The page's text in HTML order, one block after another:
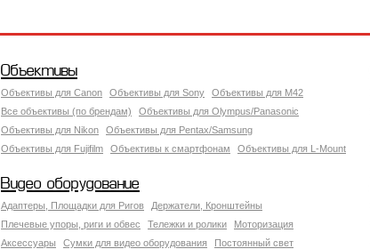
Объективы
Объективы для Canon Объективы для Sony
Объективы для M42
Все объективы (по брендам)
Объективы для Olympus/Panasonic
Объективы для Nikon
Объективы для Pentax/Samsung
Объективы для Fujifilm
Объективы к смартфонам Объективы для L-Mount
Видео оборудование
Адаптеры, Площадки для Ригов
Держатели, Кронштейны
Плечевые упоры, риги и обвес
Тележки и ролики
Моторизация
Аксессуары
Сумки для видео оборудования
Постоянный свет